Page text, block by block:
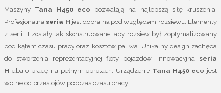
Maszyny Tana H450 eco pozwalają na najlepszą siłę kruszenia.
Profesjonalnaseria H jest dobra na pod względem rozsiewu. Elementy
z serii H zostały tak skonstruowane, aby rozsiew był zoptymalizowany
pod kątem czasu pracy oraz kosztów paliwa. Unikalny design zachęca
do stworzenia reprezentacyjnej floty pojazdów. Innowacyjnaseria
H dba o pracę na pełnym obrotach. Urządzenie Tana H450 eco jest
wolne od przestojów podczas czasu pracy.